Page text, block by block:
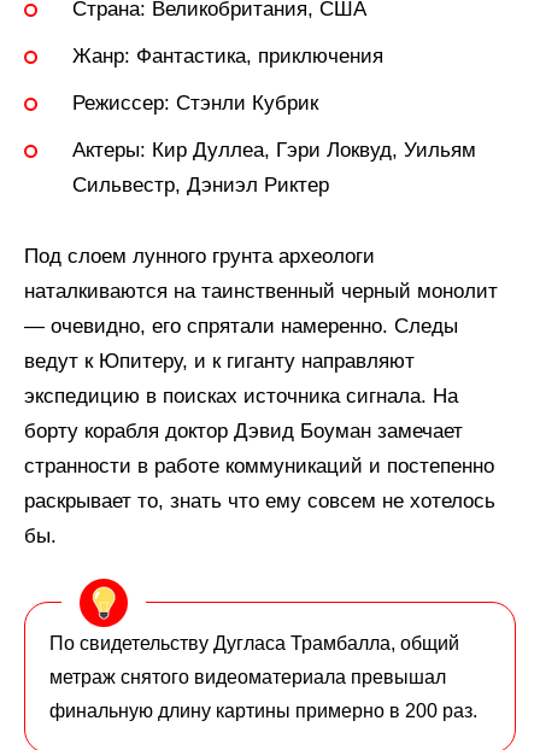
Страна: Великобритания, США
Жанр: Фантастика, приключения
Режиссер: Стэнли Кубрик
Актеры: Кир Дуллеа, Гэри Локвуд, Уильям
Сильвестр, Дэниэл Риктер
Под слоем лунного грунта археологи
наталкиваются на таинственный черный монолит
— очевидно, его спрятали намеренно. Следы
ведут к Юпитеру, и к гиганту направляют
экспедицию в поисках источника сигнала. На
борту корабля доктор Дэвид Боуман замечает
странности в работе коммуникаций и постепенно
раскрывает то, знать что ему совсем не хотелось
бы.
По свидетельству Дугласа Трамбалла, общий
метраж снятого видеоматериала превышал
финальную длину картины примерно в 200 раз.